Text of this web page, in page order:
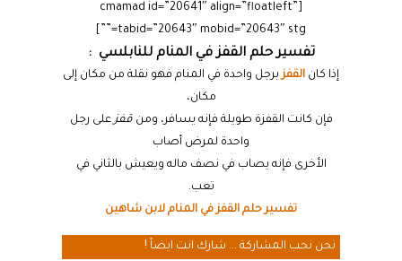
[cmamad id=”20641″ align=”floatleft”
tabid=”20643″ mobid=”20643″ stg=””]
تفسير حلم القفز في المنام للنابلسي :
إذا كان القفزبرجل واحدة في المنام فهو نقلة من مكان إلى
مكان،
فإن كانت القفزة طويلة فإنه يسافر، ومنقفزعلى رجل
واحدة لمرض أصاب
الأخرى فإنه يصاب في نصف ماله ويعيش بالثاني في
تعب.
تفسير حلم القفز في المنام لابن شاهين
نحن نحب المشاركة ... شارك انت ايضاً !